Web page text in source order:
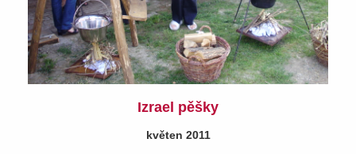
Izrael pěšky
květen 2011